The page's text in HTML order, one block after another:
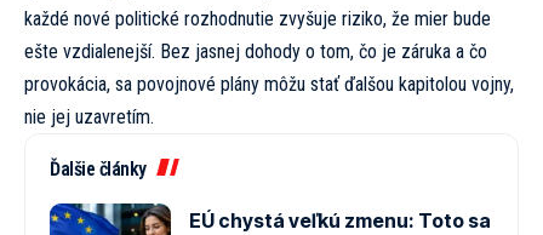
každé nové politické rozhodnutie zvyšuje riziko, že mier bude
ešte vzdialenejší. Bez jasnej dohody o tom, čo je záruka a čo
provokácia, sa povojnové plány môžu stať ďalšou kapitolou vojny,
nie jej uzavretím.
Ďalšie články
EÚ chystá veľkú zmenu: Toto sa